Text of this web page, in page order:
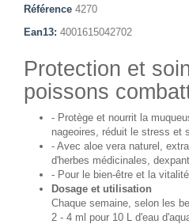
Référence 4270
Ean13: 4001615042702
Protection et
poissons
- Protège et nourrit la
nageoires, réduit le stress et
- Avec aloe vera naturel,
d'herbes médicinales,
- Pour le bien-être et la
Dosage et utilisation
Chaque semaine, selon les
2 - 4 ml pour 10 L d'eau